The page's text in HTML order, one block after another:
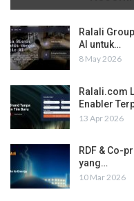
Ralali
AI untuk…
8 May 2026
Ralali.com
Enabler
13 Apr 2026
RDF & Co-
yang…
10 Mar 2026